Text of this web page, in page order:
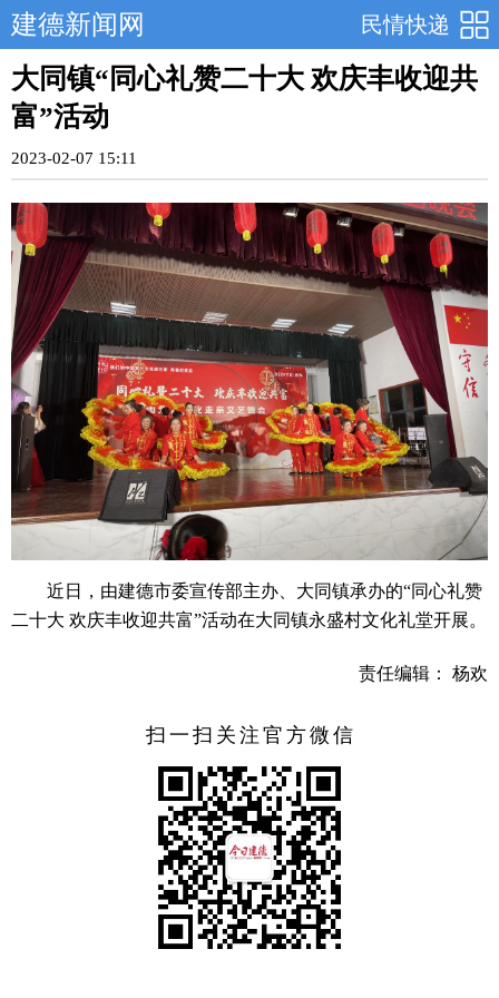
民情快递
建德新闻网
大同镇“同心礼赞二十大 欢庆丰收迎共
富”活动
2023-02-07 15:11
近日，由建德市委宣传部主办、大同镇承办的“同心礼赞
二十大 欢庆丰收迎共富”活动在大同镇永盛村文化礼堂开展。
责任编辑： 杨欢
扫一扫关注官方微信